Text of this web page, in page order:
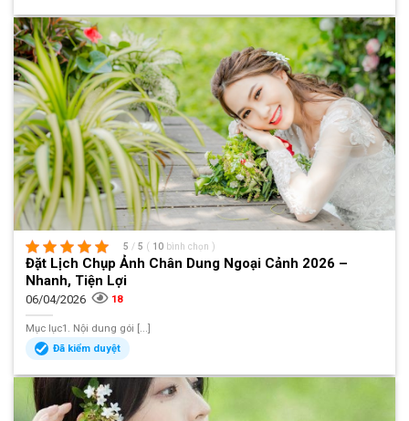
5 / 5 ( 10 bình chọn )
Đặt Lịch Chụp Ảnh Chân Dung Ngoại Cảnh 2026 –
Nhanh, Tiện Lợi
06/04/2026 18
Mục lục1. Nội dung gói [...]
Đã kiểm duyệt